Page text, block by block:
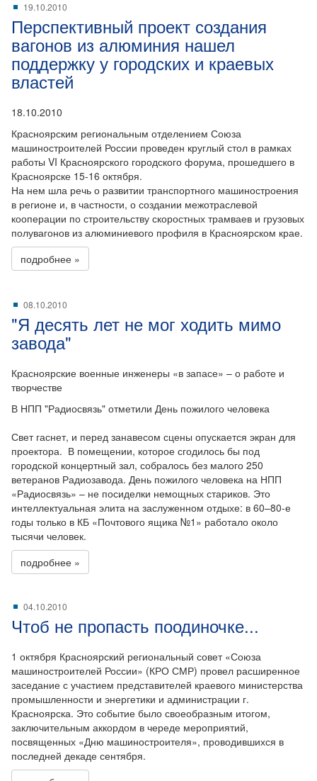
19.10.2010
Перспективный проект создания
вагонов из алюминия нашел
поддержку у городских и краевых
властей
18.10.2010
Красноярским региональным отделением Союза
машиностроителей России проведен круглый стол в рамках
работы VI Красноярского городского форума, прошедшего в
Красноярске 15-16 октября.
На нем шла речь о развитии транспортного машиностроения
в регионе и, в частности, о создании межотраслевой
кооперации по строительству скоростных трамваев и грузовых
полувагонов из алюминиевого профиля в Красноярском крае.
подробнее »
08.10.2010
"Я десять лет не мог ходить мимо
завода"
Красноярские военные инженеры «в запасе» – о работе и
творчестве
В НПП "Радиосвязь" отметили День пожилого человека
Свет гаснет, и перед занавесом сцены опускается экран для
проектора. В помещении, которое сгодилось бы под
городской концертный зал, собралось без малого 250
ветеранов Радиозавода. День пожилого человека на НПП
«Радиосвязь» – не посиделки немощных стариков. Это
интеллектуальная элита на заслуженном отдыхе: в 60–80-е
годы только в КБ «Почтового ящика №1» работало около
тысячи человек.
подробнее »
04.10.2010
Чтоб не пропасть поодиночке...
1 октября Красноярский региональный совет «Союза
машиностроителей России» (КРО СМР) провел расширенное
заседание с участием представителей краевого министерства
промышленности и энергетики и администрации г.
Красноярска. Это событие было своеобразным итогом,
заключительным аккордом в череде мероприятий,
посвященных «Дню машиностроителя», проводившихся в
последней декаде сентября.